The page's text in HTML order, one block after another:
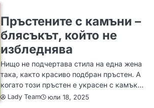
Пръстените с камъни –
блясъкът, който не
избледнява
Нищо не подчертава стила на една жена
така, както красиво подбран пръстен. А
когато този пръстен е украсен с камък…
Lady Team юли 18, 2025